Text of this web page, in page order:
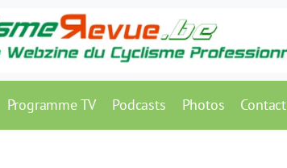
Programme TV Podcasts Photos Contact